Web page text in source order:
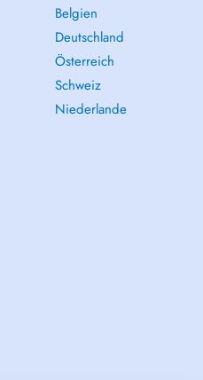
Belgien
Deutschland
Österreich
Schweiz
Niederlande